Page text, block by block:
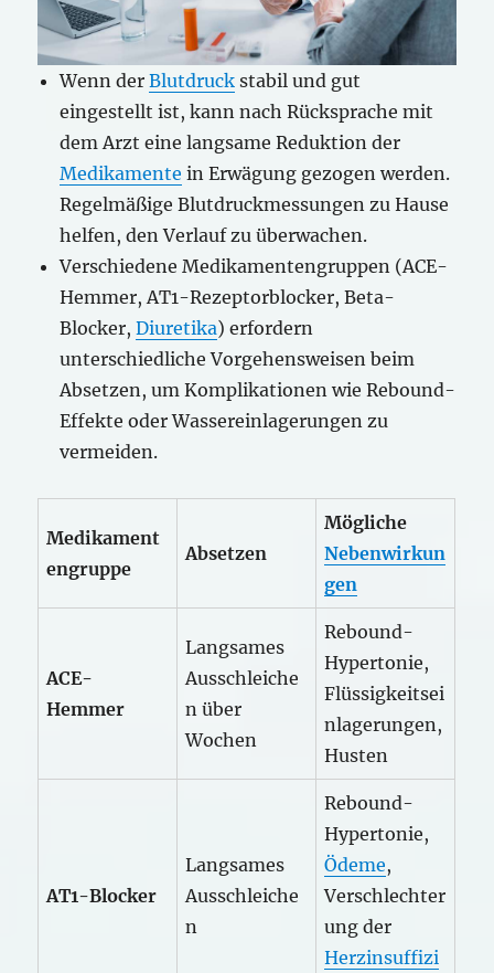
Wenn derBlutdruck stabil und gut
eingestellt ist, kann nach Rücksprache mit
dem Arzt eine langsame Reduktion der
Medikamente in Erwägung gezogen werden.
Regelmäßige Blutdruckmessungen zu Hause
helfen, den Verlauf zu überwachen.
Verschiedene Medikamentengruppen (ACE-
Hemmer, AT1-Rezeptorblocker, Beta-
Blocker,Diuretika) erfordern
unterschiedliche Vorgehensweisen beim
Absetzen, um Komplikationen wie Rebound-
Effekte oder Wassereinlagerungen zu
vermeiden.
Medikament
engruppe
Absetzen
Mögliche
Nebenwirkun
gen
ACE-
Hemmer
Langsames
Ausschleiche
n über
Wochen
Rebound-
Hypertonie,
Flüssigkeitsei
nlagerungen,
Husten
AT1-Blocker
Langsames
Ausschleiche
n
Rebound-
Hypertonie,
Ödeme,
Verschlechter
ung der
Herzinsuffizi